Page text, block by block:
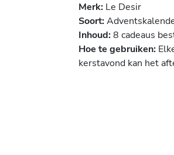
Merk: Le Desir
Soort:
Inhoud:8 cadeaus
Hoe te gebruiken:
kerstavond kan het